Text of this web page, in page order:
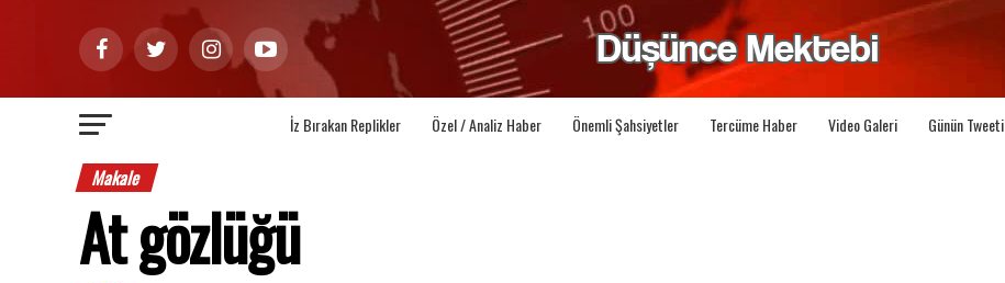
İz Bırakan Replikler Özel / Analiz Haber Önemli Şahsiyetler Tercüme Haber Video Galeri Günün Tweeti
Makale
At gözlüğü